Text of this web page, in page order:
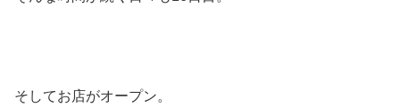
そしてお店がオープン。